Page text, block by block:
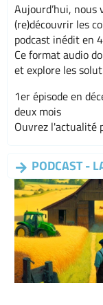
Aujourd’hui, nous
(re)découvrir les
podcast inédit en
Ce format audio
et explore les
1er épisode en
deux mois
Ouvrez l'actualité
PODCAST -